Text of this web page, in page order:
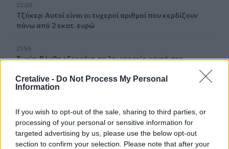
Cretalive - Do Not Process My Personal
Information
If you wish to opt-out of the sale, sharing to third parties, or
processing of your personal or sensitive information for
targeted advertising by us, please use the below opt-out
section to confirm your selection. Please note that after your
22:05
Τζόκερ: Αυτοί είναι οι τυχεροί αριθμοί που κερδίζουν
πάνω από 2 εκατ. ευρώ
21:56
Συρία: Βόμβα εξερράγη σε λεωφορείο κοντά στη
21:43
παίκτη εκτοξεύτηκε στις κερκίδες και τραυμάτισε θεατή
- Δείτε βίντεο
21:30